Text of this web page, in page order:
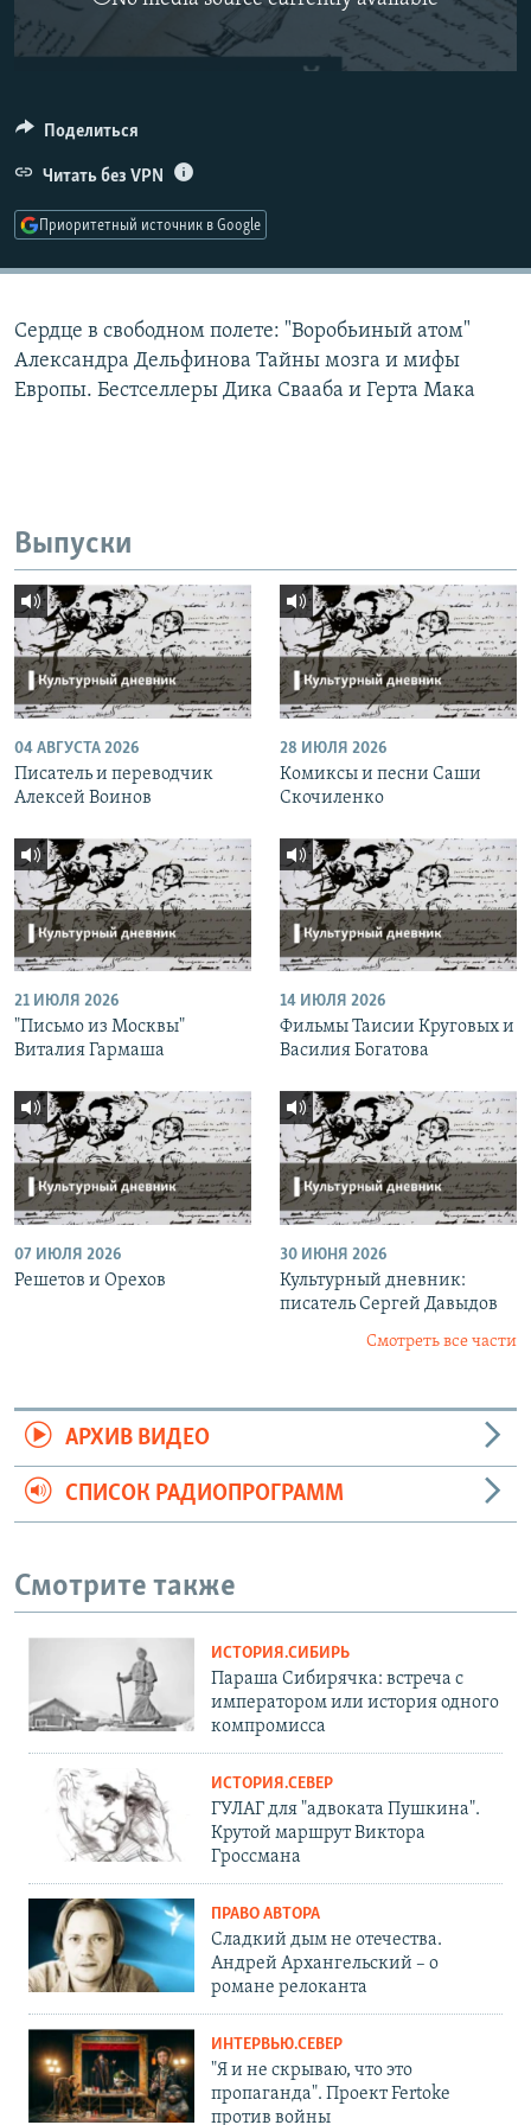
РАСПИСАНИЕ ВЕЩАНИЯ
ПОДПИШИТЕСЬ НА РАССЫЛКУ
СОЦИАЛЬНЫЕ СЕТИ
Поделиться
Читать без VPN
Приоритетный источник в Google
Сердце в свободном полете: "Воробьиный атом"
Александра Дельфинова Тайны мозга и мифы
Европы. Бестселлеры Дика Свааба и Герта Мака
Выпуски
04 АВГУСТА 2026
Писатель и переводчик
Алексей Воинов
28 ИЮЛЯ 2026
Комиксы и песни Саши
Скочиленко
21 ИЮЛЯ 2026
"Письмо из Москвы"
Виталия Гармаша
14 ИЮЛЯ 2026
Фильмы Таисии Круговых и
Василия Богатова
07 ИЮЛЯ 2026
Решетов и Орехов
30 ИЮНЯ 2026
Культурный дневник:
писатель Сергей Давыдов
Смотреть все части
АРХИВ ВИДЕО
СПИСОК РАДИОПРОГРАММ
Смотрите также
ИСТОРИЯ.СИБИРЬ
Параша Сибирячка: встреча с
императором или история одного
компромисса
ИСТОРИЯ.СЕВЕР
ГУЛАГ для "адвоката Пушкина".
Крутой маршрут Виктора
Гроссмана
ПРАВО АВТОРА
Сладкий дым не отечества.
Андрей Архангельский – о
романе релоканта
ИНТЕРВЬЮ.СЕВЕР
"Я и не скрываю, что это
пропаганда". Проект Fertoke
против войны